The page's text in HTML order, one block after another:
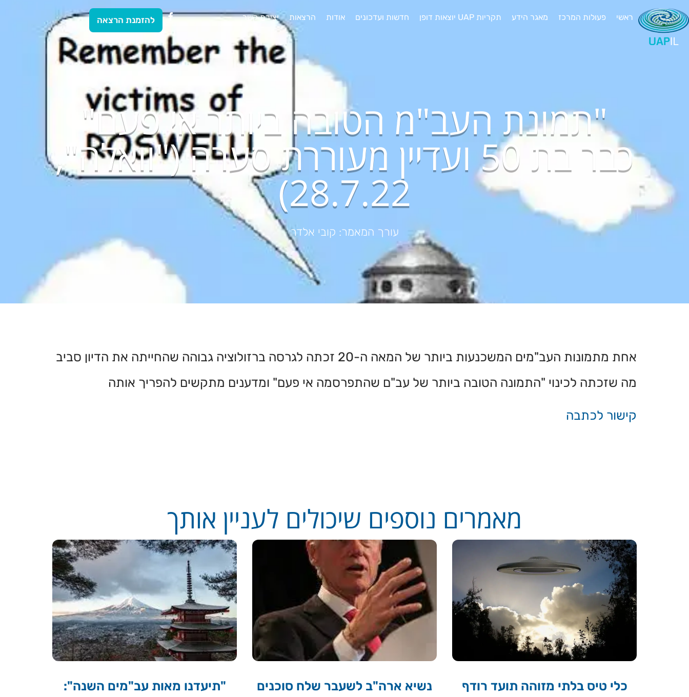
ראשי פעולות המרכז מאגר הידע תקריות UAP יוצאות דופן חדשות ועדכונים אודות הרצאות יצירת קשר להזמנת הרצאה
"תמונת העב"מ הטובה ביותר אי פעם"
כבר בת 50 ועדיין מעוררת סערה ("וואלה",
28.7.22)
עורך המאמר: קובי אלדר
אחת מתמונות העב"מים המשכנעות ביותר של המאה ה-20 זכתה לגרסה ברזולוציה גבוהה שהחייתה את הדיון סביב
מה שזכתה לכינוי "התמונה הטובה ביותר של עב"ם שהתפרסמה אי פעם" ומדענים מתקשים להפריך אותה
קישור לכתבה
מאמרים נוספים שיכולים לעניין אותך
כלי טיס בלתי מזוהה תועד רודף
נשיא ארה"ב לשעבר שלח סוכנים
"תיעדנו מאות עב"מים השנה":